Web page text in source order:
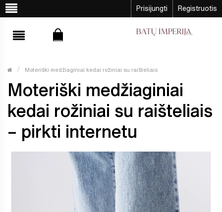
Prisijungti Registruotis
Moteriški medžiaginiai kedai rožiniai su raišteliais
Moteriški medžiaginiai
kedai rožiniai su raišteliais
– pirkti internetu